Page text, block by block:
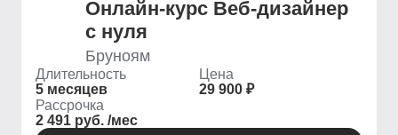
Онлайн-курс Веб-дизайнер
с нуля
Бруноям
Длительность
5 месяцев
Цена
29 900 ₽
Рассрочка
2 491 руб. /мес